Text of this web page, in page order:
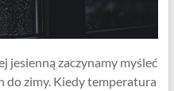
jesienną zaczynamy myśleć
do zimy. Kiedy temperatura